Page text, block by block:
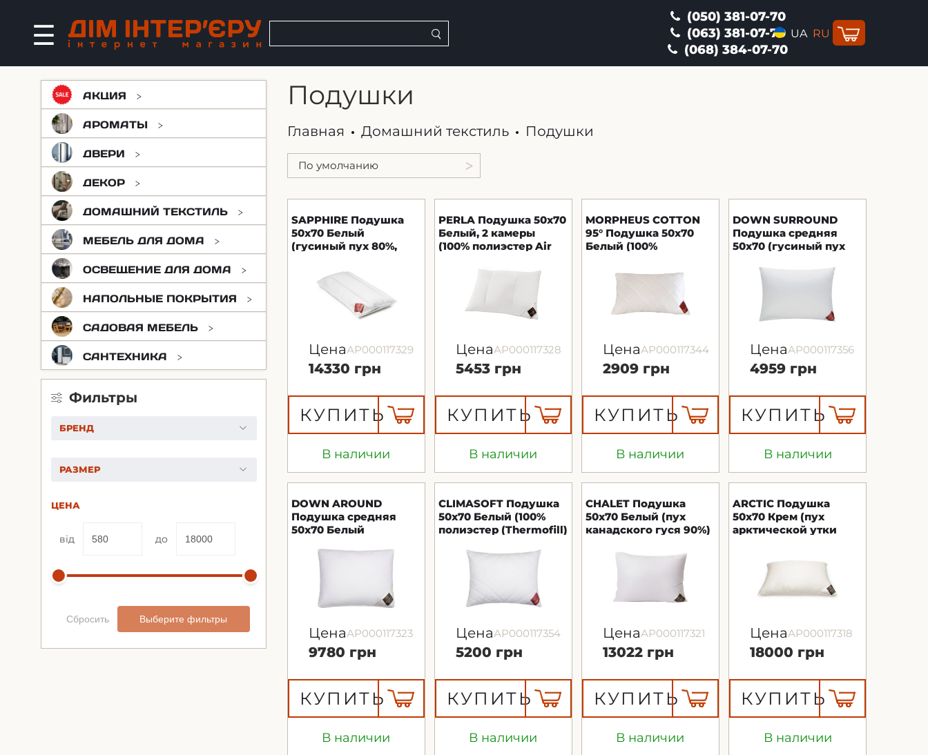
(050) 381-07-70
(063) 381-07-70
(068) 384-07-70
UA RU
АКЦИЯ
АРОМАТЫ
ДВЕРИ
ДЕКОР
ДОМАШНИЙ ТЕКСТИЛЬ
МЕБЕЛЬ ДЛЯ ДОМА
ОСВЕЩЕНИЕ ДЛЯ ДОМА
НАПОЛЬНЫЕ ПОКРЫТИЯ
САДОВАЯ МЕБЕЛЬ
САНТЕХНИКА
Фильтры
БРЕНД
РАЗМЕР
ЦЕНА
від до
Сбросить Выберите фильтры
Подушки
Главная Домашний текстиль Подушки
В наличии
SAPPHIRE Подушка
50х70 Белый
(гусиный пух 80%,
Brinkhaus
ЦенаАР000117329
14330 грн
КУПИТЬ
В наличии
PERLA Подушка 50х70
Белый, 2 камеры
(100% полиэстер Air
ЦенаАР000117328
5453 грн
КУПИТЬ
В наличии
MORPHEUS COTTON
95° Подушка 50x70
Белый (100%
палочки) Brinkhaus
ЦенаАР000117344
2909 грн
КУПИТЬ
В наличии
DOWN SURROUND
Подушка средняя
50x70 (гусиный пух
пера) Brinkhaus
ЦенаАР000117356
4959 грн
КУПИТЬ
В наличии
DOWN AROUND
Подушка средняя
50х70 Белый
гусиного пера)
Brinkhaus
ЦенаАР000117323
9780 грн
КУПИТЬ
В наличии
CLIMASOFT Подушка
50х70 Белый (100%
полиэстер (Thermofill)
ЦенаАР000117354
5200 грн
КУПИТЬ
В наличии
CHALET Подушка
50х70 Белый (пух
канадского гуся 90%)
ЦенаАР000117321
13022 грн
КУПИТЬ
В наличии
ARCTIC Подушка
50х70 Крем (пух
арктической утки
ЦенаАР000117318
18000 грн
КУПИТЬ